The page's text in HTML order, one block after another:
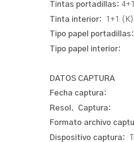
Tintas portadillas:
Tinta interior:
1+1
Tipo papel portadillas:
Tipo papel interior:
DATOS CAPTURA
Fecha captura:
Resol. Captura:
Formato archivo
Dispositivo captura: